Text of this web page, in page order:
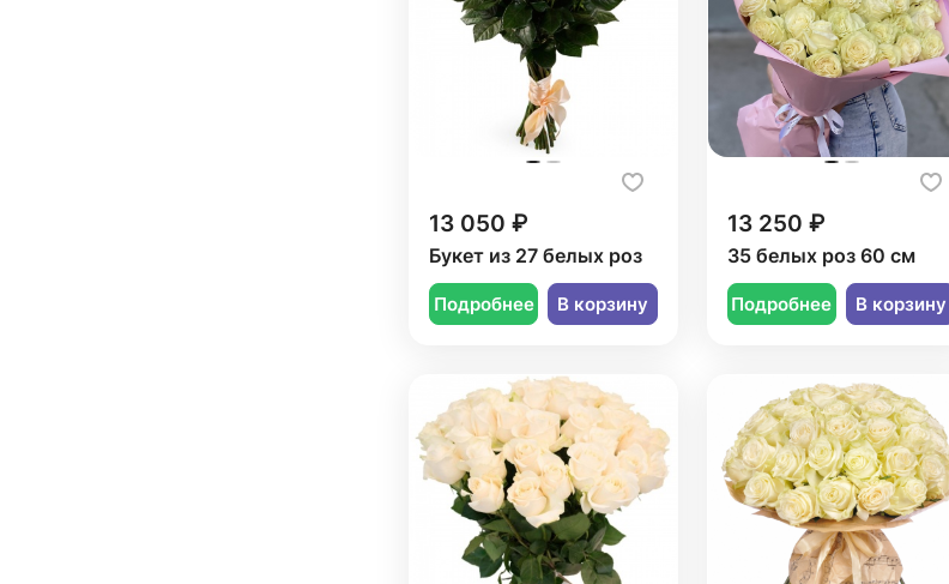
13 050 ₽
Букет из 27 белых роз
Подробнее В корзину
13 250 ₽
35 белых роз 60 см
Подробнее В корзину